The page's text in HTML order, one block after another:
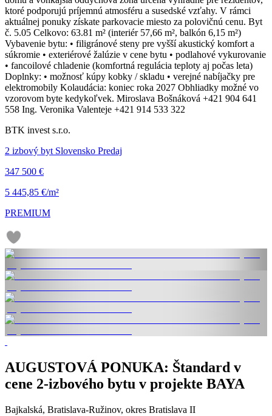
ktoré podporujú príjemnú atmosféru a susedské vzťahy. V rámci
aktuálnej ponuky získate parkovacie miesto za polovičnú cenu. Byt
č. 5.05 Celkovo: 63.81 m² (interiér 57,66 m², balkón 6,15 m²)
Vybavenie bytu: • filigránové steny pre vyšší akustický komfort a
súkromie • exteriérové žalúzie v cene bytu • podlahové vykurovanie
• fancoilové chladenie (komfortná regulácia teploty aj počas leta)
Doplnky: • možnosť kúpy kobky / skladu • verejné nabíjačky pre
elektromobily Kolaudácia: koniec roka 2027 Obhliadky možné vo
vzorovom byte kedykoľvek. Miroslava Bošnáková +421 904 641
558 Ing. Veronika Valenteje +421 914 533 322
BTK invest s.r.o.
2 izbový byt Slovensko Predaj
347 500 €
5 445,85 €/m²
PREMIUM
AUGUSTOVÁ PONUKA: Štandard v
cene 2-izbového bytu v projekte BAYA
Bajkalská, Bratislava-Ružinov, okres Bratislava II